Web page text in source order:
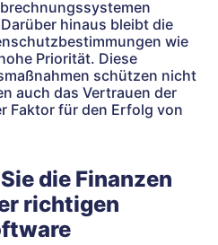
hinaus bleibt die
wie
Priorität. Diese
schützen nicht
auch das Vertrauen der
Faktor für den Erfolg von
die Finanzen
richtigen